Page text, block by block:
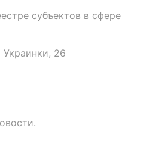
субъектов в сфере
Украинки, 26